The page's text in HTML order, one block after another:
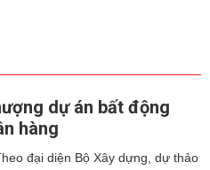
dự án bất động
hàng
đại diện Bộ Xây dựng, dự thảo